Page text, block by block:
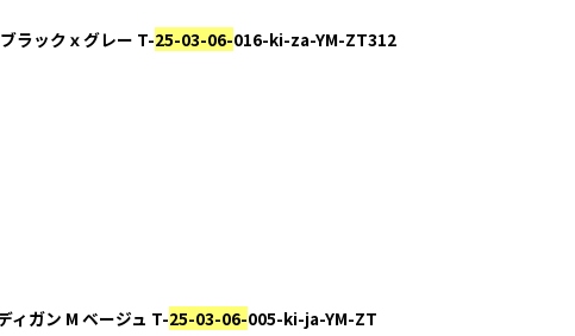
ラックｘグレー T-25-03-06-016-ki-za-YM-ZT312
ガン M ベージュ T-25-03-06-005-ki-ja-YM-ZT